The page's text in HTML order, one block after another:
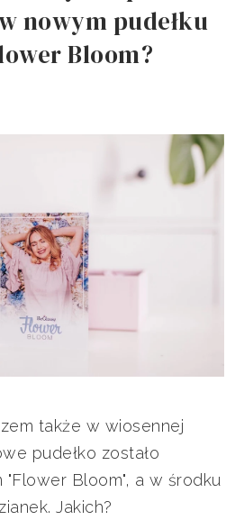
nowym pudełku
Bloom?
także w wiosennej
pudełko zostało
"Flower Bloom", a w środku
Jakich?